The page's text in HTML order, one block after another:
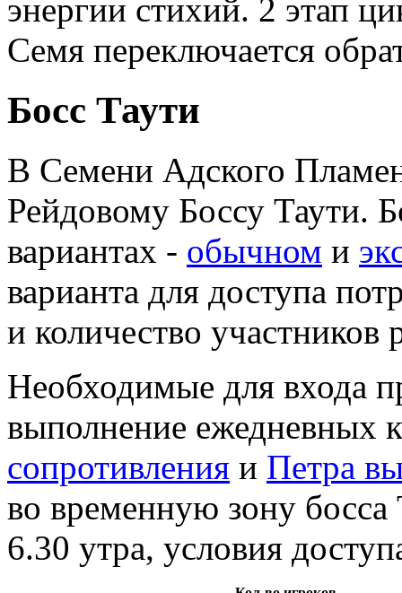
энергии стихий. 2 этап
Семя переключается
Босс Таути
В Семени Адского
Рейдовому Боссу Таути.
вариантах - обычном и
варианта для доступа
и количество участников
Необходимые для входа
выполнение ежедневных
сопротивления и Петра
во временную зону босса
6.30 утра, условия